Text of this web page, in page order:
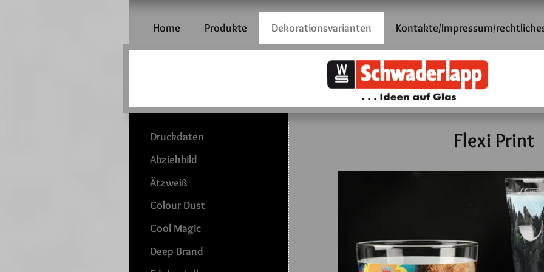
Home Produkte Dekorationsvarianten Kontakte/Impressum/
Flexi Print
Druckdaten
Abziehbild
Ätzweiß
Colour Dust
Cool Magic
Deep Brand